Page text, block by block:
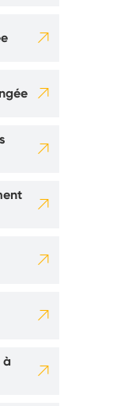






à
